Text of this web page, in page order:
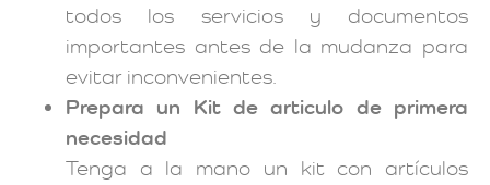
todos los servicios y documentos
importantes antes de la mudanza para
evitar inconvenientes.
Prepara un Kit de articulo de primera
necesidad
Tenga a la mano un kit con artículos